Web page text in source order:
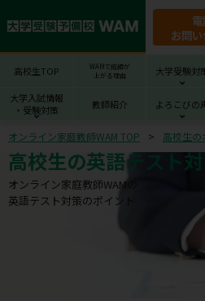
お問
高校生TOP
WAMで成績が
上がる理由
大学受験対
大学入試情報
・受験対策
教師紹介 よろこびの
オンライン家庭教師WAM TOP 高校生の
高校生の英語テスト
オンライン家庭教師WAMの
英語テスト対策のポイント